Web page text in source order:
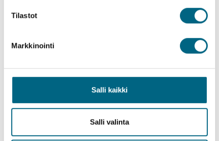
Tilastot
Markkinointi
Salli kaikki
Salli valinta
jalkapallon EM-kisat ja laivan kannella oli iso näyttö, josta
brittimatkustajien kanssa katselimme jalkapalloa. Britit
matkanjohtajat, Tuula luettelee. Hän arvostaa myös pieniä